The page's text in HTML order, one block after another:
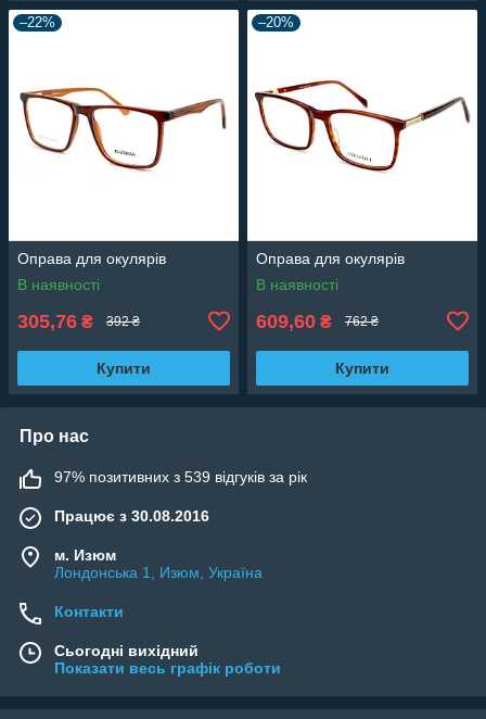
–22%
Оправа для окулярів
В наявності
305,76 ₴ 392 ₴
Купити
–20%
Оправа для окулярів
В наявності
609,60 ₴ 762 ₴
Купити
Про нас
97% позитивних з 539 відгуків за рік
Працює з 30.08.2016
м. Изюм
Лондонська 1, Изюм, Україна
Контакти
Сьогодні вихідний
Показати весь графік роботи